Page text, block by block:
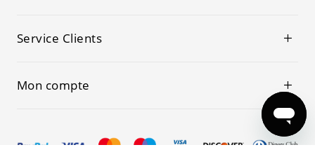
Service Clients
Mon compte